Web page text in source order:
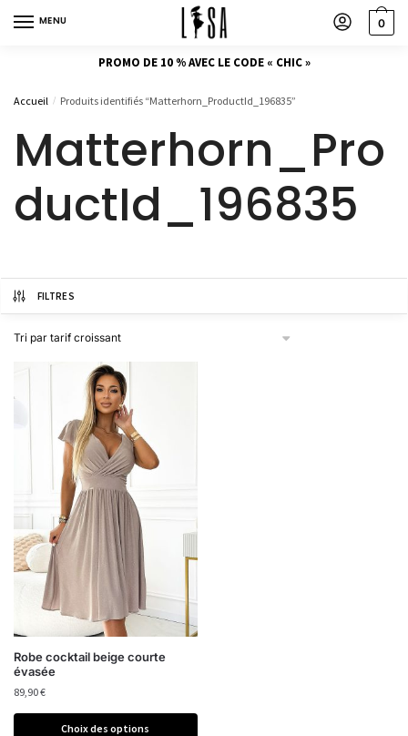
MENU 0
PROMO DE 10 % AVEC LE CODE « CHIC »
Accueil / Produits identifiés “Matterhorn_ProductId_196835”
Matterhorn_Pro
ductId_196835
FILTRES
Robe cocktail beige courte
évasée
89,90€
Choix des options